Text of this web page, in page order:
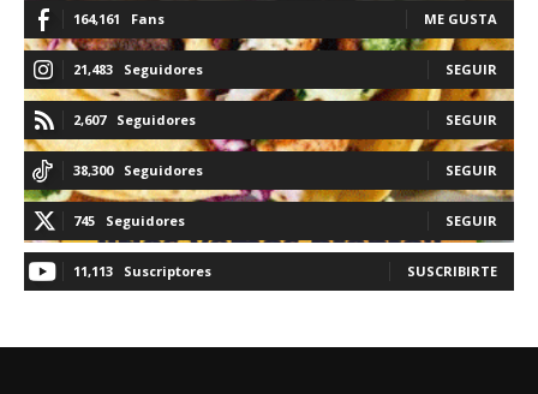
164,161 Fans ME GUSTA
21,483 Seguidores SEGUIR
2,607 Seguidores SEGUIR
38,300 Seguidores SEGUIR
745 Seguidores SEGUIR
11,113 Suscriptores SUSCRIBIRTE